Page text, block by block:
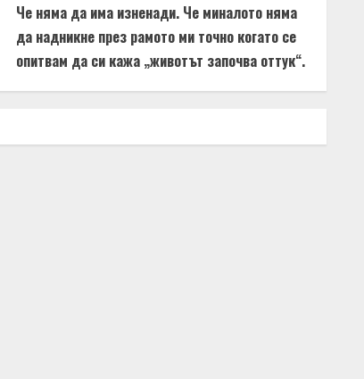
Че няма да има изненади. Че миналото няма
да надникне през рамото ми точно когато се
опитвам да си кажа „животът започва оттук“.